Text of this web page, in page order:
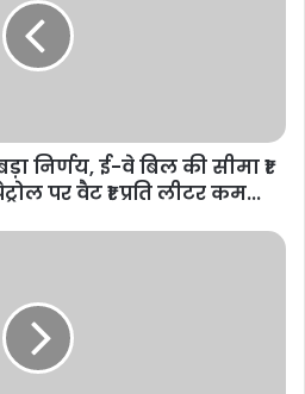
निर्णय, ई-वे बिल की सीमा ₹1
पर वैट ₹1 प्रति लीटर कम...